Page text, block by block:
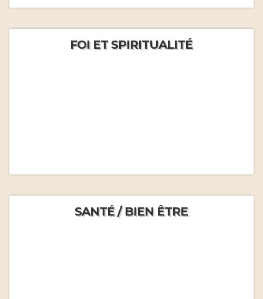
FOI ET SPIRITUALITÉ
SANTÉ / BIEN ÊTRE